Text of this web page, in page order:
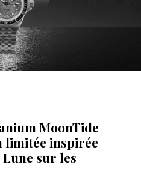
MoonTide
limitée inspirée
sur les